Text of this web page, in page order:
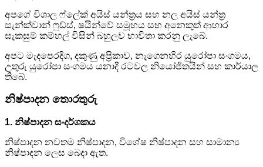
අපගේ විශාල ෆ්ලේක් අයිස් යන්ත්‍රය සහ නල අයිස් යන්ත්‍ර
සැන්ක්වාන් ෆුඩ්ස්, ෂයින්වේ සමූහය සහ අනෙකුත් ආහාර
සැකසුම් කම්හල් විසින් බහුලව භාවිතා කරනු ලැබේ.
අපට මැදපෙරදිග, දකුණු අප්‍රිකාව, නැගෙනහිර යුරෝපා සංගමය,
උතුරු යුරෝපා සංගමය යනාදී රටවල නියෝජිතයින් සහ කාර්යාල
තිබේ.
නිෂ්පාදන තොරතුරු
1. නිෂ්පාදන සංදර්ශකය
නිෂ්පාදන නවතම නිෂ්පාදන, විශේෂ නිෂ්පාදන සහ සාමාන්‍ය
නිෂ්පාදන ලෙස බෙදා ඇත.